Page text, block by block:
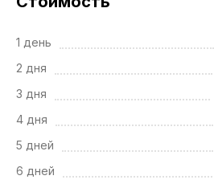
1 день
2 дня
3 дня
4 дня
5 дней
6 дней